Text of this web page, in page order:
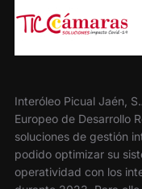
Interóleo Picual Jaén,
Europeo de Desarrollo
soluciones de gestión
podido optimizar su
operatividad con los